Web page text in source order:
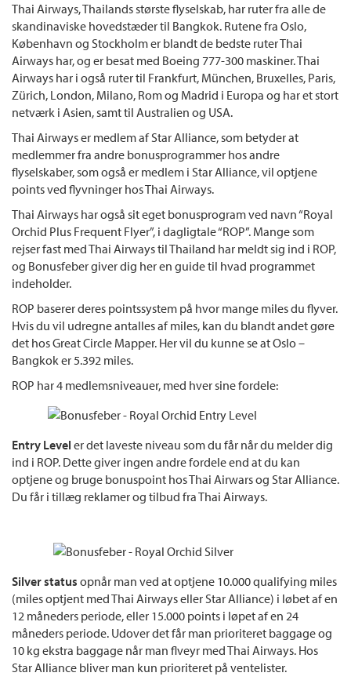
Thai Airways, Thailands største flyselskab, har ruter fra alle de
skandinaviske hovedstæder til Bangkok. Rutene fra Oslo,
København og Stockholm er blandt de bedste ruter Thai
Airways har, og er besat med Boeing 777-300 maskiner. Thai
Airways har i også ruter til Frankfurt, München, Bruxelles, Paris,
Zürich, London, Milano, Rom og Madrid i Europa og har et stort
netværk i Asien, samt til Australien og USA.
Thai Airways er medlem af Star Alliance, som betyder at
medlemmer fra andre bonusprogrammer hos andre
flyselskaber, som også er medlem i Star Alliance, vil optjene
points ved flyvninger hos Thai Airways.
Thai Airways har også sit eget bonusprogram ved navn “Royal
Orchid Plus Frequent Flyer”, i dagligtale “ROP”. Mange som
rejser fast med Thai Airways til Thailand har meldt sig ind i ROP,
og Bonusfeber giver dig her en guide til hvad programmet
indeholder.
ROP baserer deres pointssystem på hvor mange miles du flyver.
Hvis du vil udregne antalles af miles, kan du blandt andet gøre
det hos Great Circle Mapper. Her vil du kunne se at Oslo –
Bangkok er 5.392 miles.
ROP har 4 medlemsniveauer, med hver sine fordele:
Entry Level er det laveste niveau som du får når du melder dig
ind i ROP. Dette giver ingen andre fordele end at du kan
optjene og bruge bonuspoint hos Thai Airwars og Star Alliance.
Du får i tillæg reklamer og tilbud fra Thai Airways.
Silver status opnår man ved at optjene 10.000 qualifying miles
(miles optjent med Thai Airways eller Star Alliance) i løbet af en
12 måneders periode, eller 15.000 points i løpet af en 24
måneders periode. Udover det får man prioriteret baggage og
10 kg ekstra baggage når man flveyr med Thai Airways. Hos
Star Alliance bliver man kun prioriteret på ventelister.